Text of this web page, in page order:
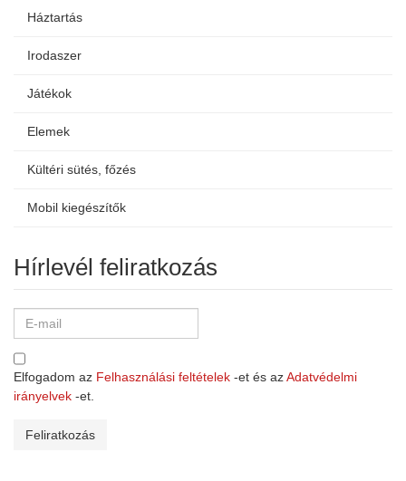
Háztartás
Irodaszer
Játékok
Elemek
Kültéri sütés, főzés
Mobil kiegészítők
Hírlevél feliratkozás
Elfogadom az Felhasználási feltételek -et és azAdatvédelmi
irányelvek -et.